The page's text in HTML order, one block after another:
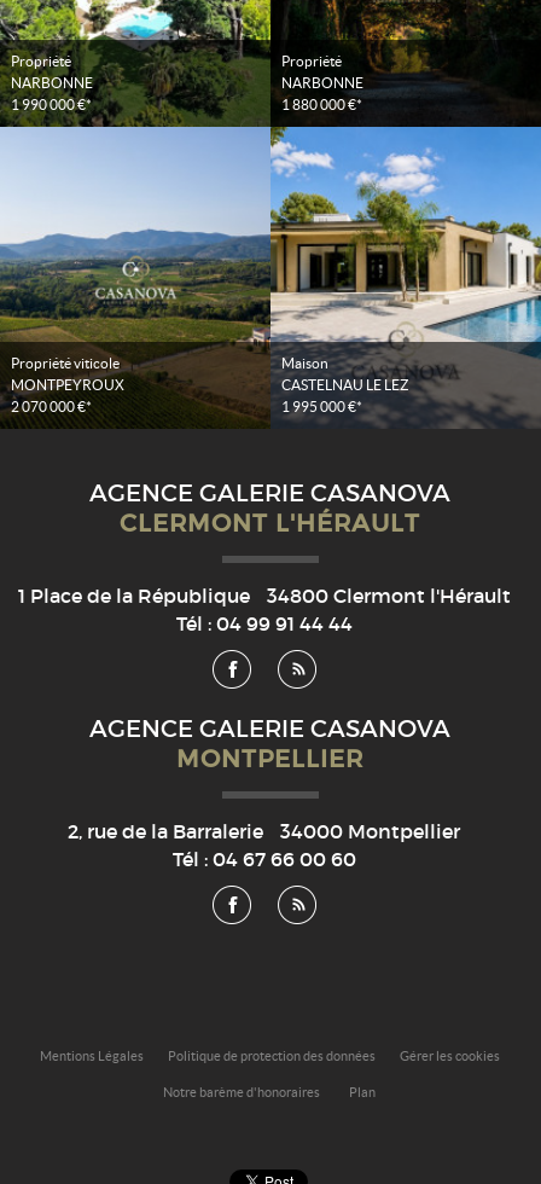
Propriété
NARBONNE
1 990 000 €*
Propriété
NARBONNE
1 880 000 €*
Propriété viticole
MONTPEYROUX
2 070 000 €*
Maison
CASTELNAU LE LEZ
1 995 000 €*
AGENCE GALERIE CASANOVA
CLERMONT L'HÉRAULT
1 Place de la République 34800 Clermont l'Hérault
Tél : 04 99 91 44 44
AGENCE GALERIE CASANOVA
MONTPELLIER
2, rue de la Barralerie 34000 Montpellier
Tél : 04 67 66 00 60
Mentions Légales Politique de protection des données Gérer les cookies
Notre barème d'honoraires Plan